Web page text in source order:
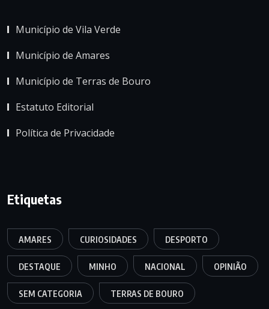
Município de Vila Verde
Município de Amares
Município de Terras de Bouro
Estatuto Editorial
Política de Privacidade
Etiquetas
AMARES CURIOSIDADES DESPORTO
DESTAQUE MINHO NACIONAL OPINIÃO
SEM CATEGORIA TERRAS DE BOURO